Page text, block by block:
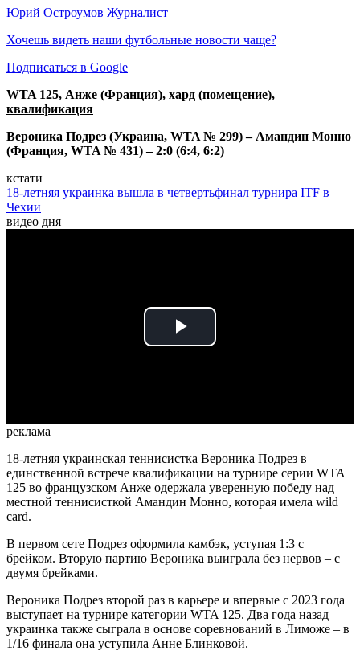
Юрий Остроумов Журналист
Хочешь видеть наши футбольные новости чаще?
Подписаться в Google
WTA 125, Анже (Франция), хард (помещение),
квалификация
Вероника Подрез (Украина, WTA № 299) – Амандин Монно
(Франция, WTA № 431) – 2:0 (6:4, 6:2)
кстати
18-летняя украинка вышла в четвертьфинал турнира ITF в
Чехии
видео дня
Play
реклама
18-летняя украинская теннисистка Вероника Подрез в
единственной встрече квалификации на турнире серии WTA
125 во французском Анже одержала уверенную победу над
местной теннисисткой Амандин Монно, которая имела wild
card.
В первом сете Подрез оформила камбэк, уступая 1:3 с
брейком. Вторую партию Вероника выиграла без нервов – с
двумя брейками.
Вероника Подрез второй раз в карьере и впервые с 2023 года
выступает на турнире категории WTA 125. Два года назад
украинка также сыграла в основе соревнований в Лиможе – в
1/16 финала она уступила Анне Блинковой.